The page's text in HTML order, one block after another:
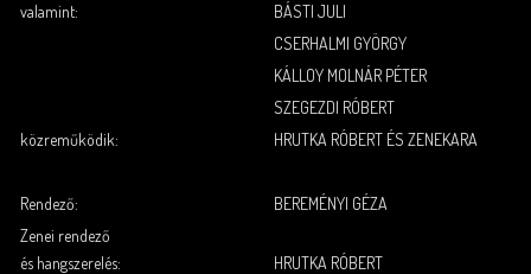
valamint:
BÁSTI JULI
CSERHALMI GYÖRGY
KÁLLOY MOLNÁR PÉTER
SZEGEZDI RÓBERT
közreműködik:
HRUTKA RÓBERT ÉS ZENEKARA
Rendező:
BEREMÉNYI GÉZA
Zenei rendező
és hangszerelés:
HRUTKA RÓBERT